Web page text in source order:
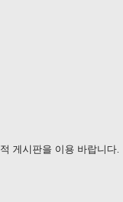
게시판을 이용 바랍니다.